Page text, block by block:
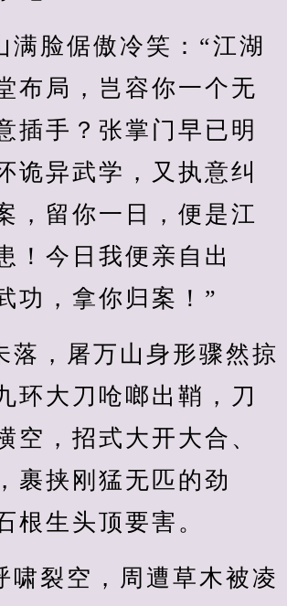
满脸倨傲冷笑：“江湖
布局，岂容你一个无
插手？张掌门早已明
诡异武学，又执意纠
，留你一日，便是江
！今日我便亲自出
功，拿你归案！”
落，屠万山身形骤然掠
环大刀呛啷出鞘，刀
空，招式大开大合、
裹挟刚猛无匹的劲
根生头顶要害。
啸裂空，周遭草木被凌